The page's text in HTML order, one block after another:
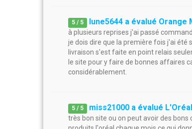
5 / 5 lune5644 a évalué Orange
à plusieurs reprises j'ai passé
je dois dire que la première fois j'ai
livraison s'est faite en point relais
le site pour y faire de bonnes affaires
considérablement.
5 / 5 miss21000 a évalué L'Oréal
très bon site ou on peut avoir des